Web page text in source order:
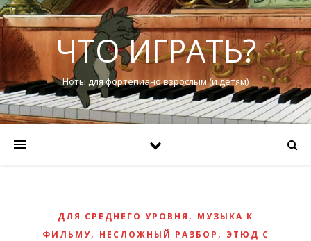
ЧТО ИГРАТЬ?
Ноты для фортепиано взрослым (и детям)
ДЛЯ СРЕДНЕГО УРОВНЯ , МУЗЫКА К
ФИЛЬМУ, НЕСЛОЖНЫЙ РАЗБОР , ЭТЮД С